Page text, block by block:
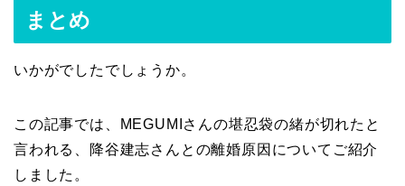
まとめ
いかがでしたでしょうか。
この記事では、MEGUMIさんの堪忍袋の緒が切れたと
言われる、降谷建志さんとの離婚原因についてご紹介
しました。